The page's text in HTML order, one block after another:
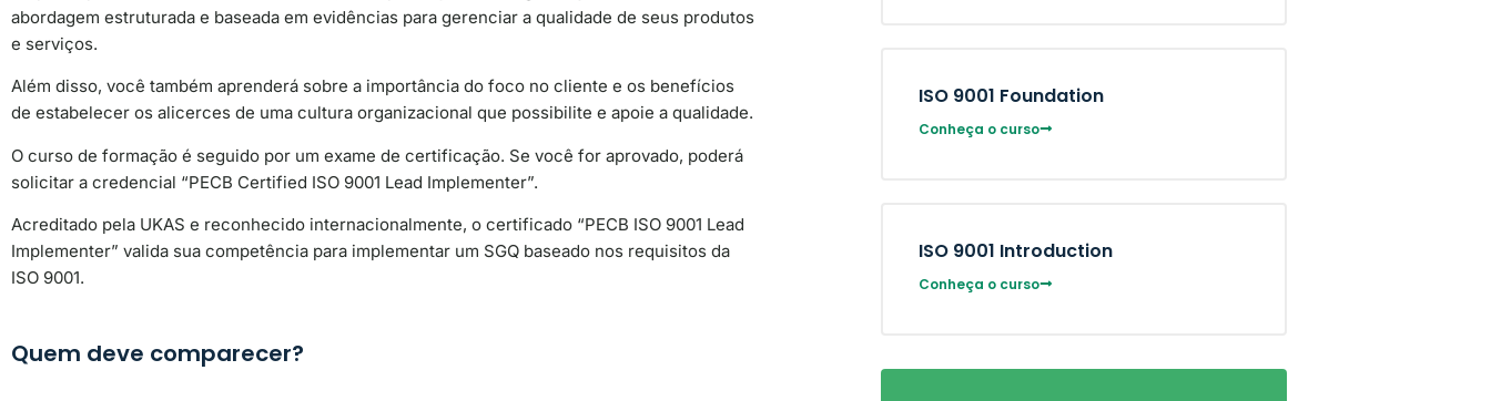
abordagem estruturada e baseada em evidências para gerenciar a qualidade de seus produtos
e serviços.
Além disso, você também aprenderá sobre a importância do foco no cliente e os benefícios
de estabelecer os alicerces de uma cultura organizacional que possibilite e apoie a qualidade.
O curso de formação é seguido por um exame de certificação. Se você for aprovado, poderá
solicitar a credencial “PECB Certified ISO 9001 Lead Implementer”.
Acreditado pela UKAS e reconhecido internacionalmente, o certificado “PECB ISO 9001 Lead
Implementer” valida sua competência para implementar um SGQ baseado nos requisitos da
ISO 9001.
Quem deve comparecer?
ISO 9001 Foundation
Conheça o curso
ISO 9001 Introduction
Conheça o curso